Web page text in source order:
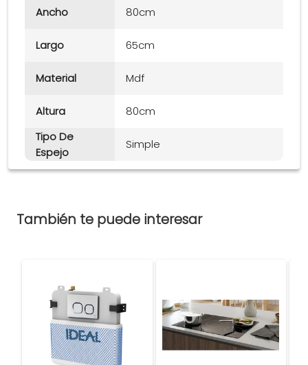
Ancho 80cm
Largo 65cm
Material Mdf
Altura
80cm
Tipo De
Espejo
Simple
También te puede interesar